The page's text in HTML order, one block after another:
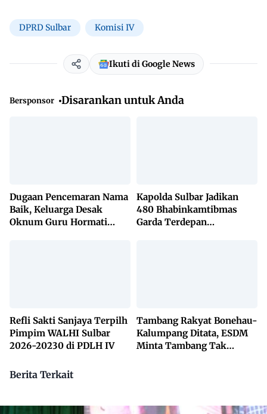
DPRD Sulbar Komisi IV
Ikuti di Google News
Bersponsor Disarankan untuk Anda
Dugaan Pencemaran Nama
Baik, Keluarga Desak
Oknum Guru Hormati
Kapolda Sulbar Jadikan
480 Bhabinkamtibmas
Garda Terdepan
Refli Sakti Sanjaya Terpilh
Pimpim WALHI Sulbar
2026-20230 di PDLH IV
Tambang Rakyat Bonehau-
Kalumpang Ditata, ESDM
Minta Tambang Tak
Berita Terkait